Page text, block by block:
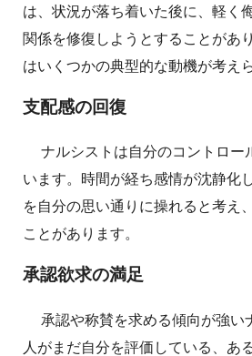
は、状況が落ち着いた後に、軽く
関係を修復しようとすることがあ
はいくつかの典型的な動機が考え
支配感の回復
ナルシストは自分のコントロー
います。時間が経ち感情が沈静化
を自分の思い通りに操れると考え
ことがあります。
承認欲求の満足
承認や称賛を求める傾向が強い
人がまだ自分を評価している、あ